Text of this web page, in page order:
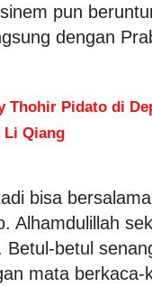
pun
dengan
Thohir Pidato di
Li Qiang
bisa
Alhamdulillah
Betul-betul
mata berkaca-